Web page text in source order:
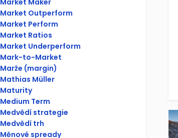
Market Outperform
Market Perform
Market Ratios
Market Underperform
Mark-to-Market
Marže (margin)
Mathias Müller
Maturity
Medium Term
Medvědí strategie
Medvědí trh
Měnové spready